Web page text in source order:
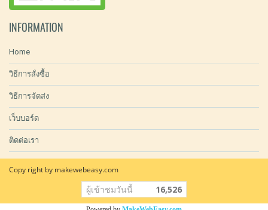
INFORMATION
Home
วิธีการสั่งซื้อ
วิธีการจัดส่ง
เว็บบอร์ด
ติดต่อเรา
Copy right by makewebeasy.com
ผู้เข้าชมวันนี้ 16,526